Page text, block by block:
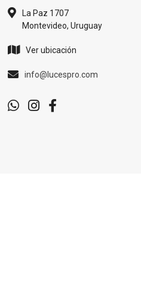
La Paz 1707
Montevideo, Uruguay
Ver ubicación
info@lucespro.com